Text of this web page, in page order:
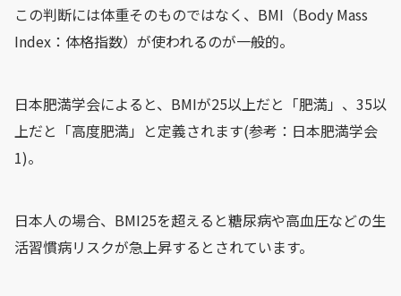
この判断には体重そのものではなく、BMI（Body Mass
Index：体格指数）が使われるのが一般的。
日本肥満学会によると、BMIが25以上だと「肥満」、35以
上だと「高度肥満」と定義されます(参考：日本肥満学会
1)。
日本人の場合、BMI25を超えると糖尿病や高血圧などの生
活習慣病リスクが急上昇するとされています。